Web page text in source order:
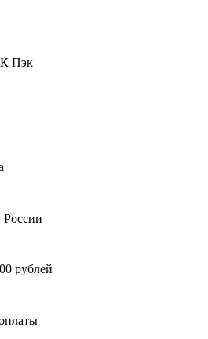
Пэк
рублей